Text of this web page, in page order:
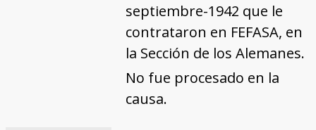
septiembre-1942 que le
contrataron en FEFASA, en
la Sección de los Alemanes.
No fue procesado en la
causa.